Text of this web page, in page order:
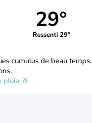
29°
Ressenti 29°
cumulus de beau temps.
pluie